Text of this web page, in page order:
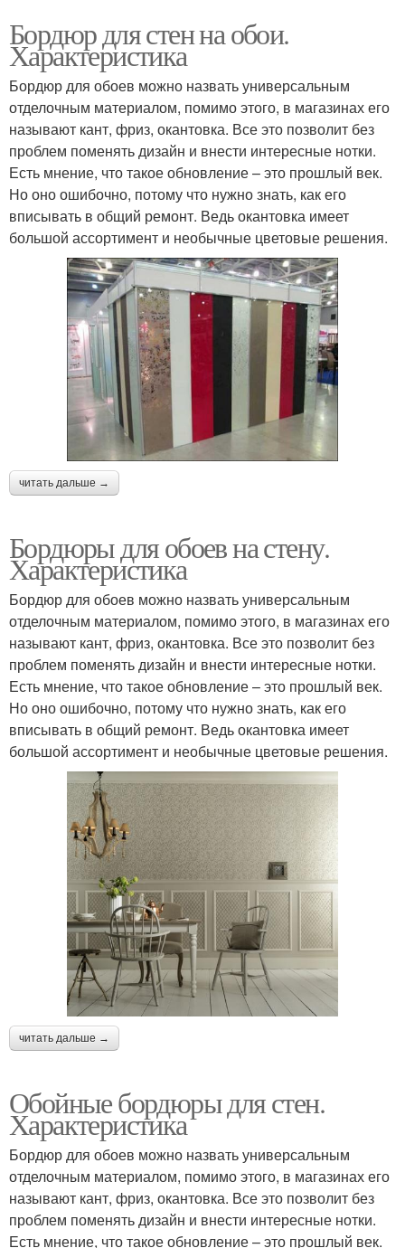
Бордюр для стен на обои.
Характеристика
Бордюр для обоев можно назвать универсальным
отделочным материалом, помимо этого, в магазинах его
называют кант, фриз, окантовка. Все это позволит без
проблем поменять дизайн и внести интересные нотки.
Есть мнение, что такое обновление – это прошлый век.
Но оно ошибочно, потому что нужно знать, как его
вписывать в общий ремонт. Ведь окантовка имеет
большой ассортимент и необычные цветовые решения.
читать дальше →
Бордюры для обоев на стену.
Характеристика
Бордюр для обоев можно назвать универсальным
отделочным материалом, помимо этого, в магазинах его
называют кант, фриз, окантовка. Все это позволит без
проблем поменять дизайн и внести интересные нотки.
Есть мнение, что такое обновление – это прошлый век.
Но оно ошибочно, потому что нужно знать, как его
вписывать в общий ремонт. Ведь окантовка имеет
большой ассортимент и необычные цветовые решения.
читать дальше →
Обойные бордюры для стен.
Характеристика
Бордюр для обоев можно назвать универсальным
отделочным материалом, помимо этого, в магазинах его
называют кант, фриз, окантовка. Все это позволит без
проблем поменять дизайн и внести интересные нотки.
Есть мнение, что такое обновление – это прошлый век.